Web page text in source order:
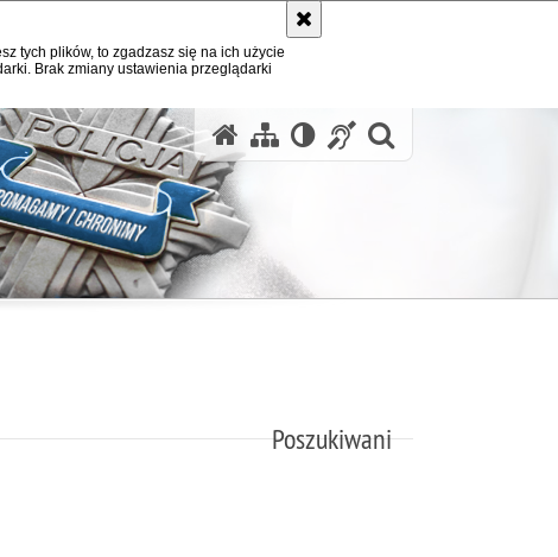
tych plików, to zgadzasz się na ich użycie
Brak zmiany ustawienia przeglądarki
Poszukiwani